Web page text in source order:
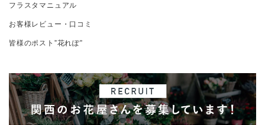
フラスタマニュアル
お客様レビュー・口コミ
皆様のポスト”花れぽ”